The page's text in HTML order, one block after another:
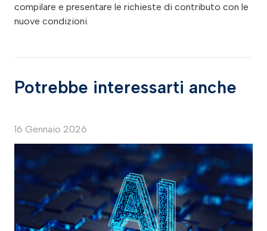
compilare e presentare le richieste di contributo con le
nuove condizioni.
Potrebbe interessarti anche
16 Gennaio 2026